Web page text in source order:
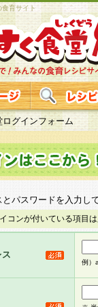
育サイト
グインフォーム
とパスワードを入力し
コンが付いている項目
例）